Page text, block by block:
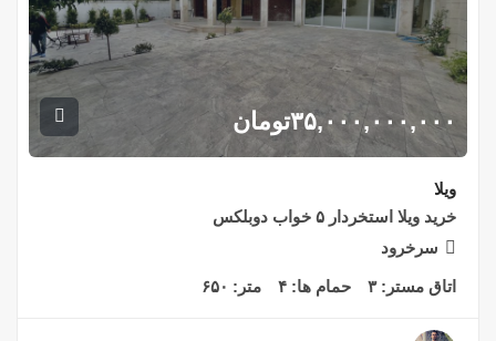
۳۵,۰۰۰,۰۰۰,۰۰۰تومان
ویلا
خرید ویلا استخردار ۵ خواب دوبلکس
سرخرود
اتاق مستر:۳ حمام ها: ۴ متر: ۶۵۰